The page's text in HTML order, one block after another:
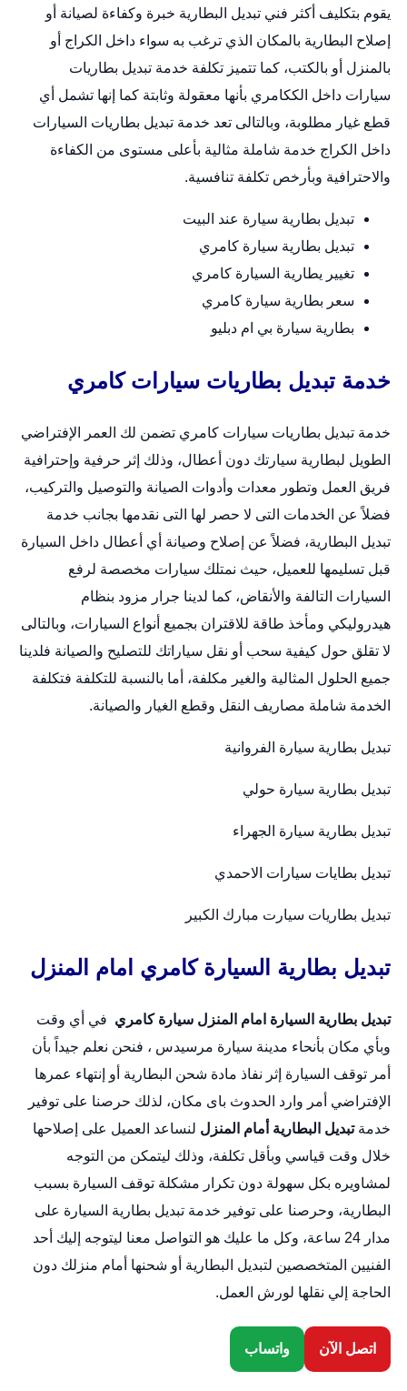
يقوم بتكليف أكثر فني تبديل البطارية خبرة وكفاءة لصيانة أو
إصلاح البطارية بالمكان الذي ترغب به سواء داخل الكراج أو
بالمنزل أو بالكتب، كما تتميز تكلفة خدمة تبديل بطاريات
سيارات داخل الككامري بأنها معقولة وثابتة كما إنها تشمل أي
قطع غيار مطلوبة، وبالتالى تعد خدمة تبديل بطاريات السيارات
داخل الكراج خدمة شاملة مثالية بأعلى مستوى من الكفاءة
والاحترافية وبأرخص تكلفة تنافسية.
تبديل بطارية سيارة عند البيت
تبديل بطارية سيارة كامري
تغيير يطارية السيارة كامري
سعر بطارية سيارة كامري
بطارية سيارة بي ام دبليو
خدمة تبديل بطاريات سيارات كامري
خدمة تبديل بطاريات سيارات كامري تضمن لك العمر الإفتراضي
الطويل لبطارية سيارتك دون أعطال، وذلك إثر حرفية وإحترافية
فريق العمل وتطور معدات وأدوات الصيانة والتوصيل والتركيب،
فضلاً عن الخدمات التى لا حصر لها التى نقدمها بجانب خدمة
تبديل البطارية، فضلاً عن إصلاح وصيانة أي أعطال داخل السيارة
قبل تسليمها للعميل، حيث نمتلك سيارات مخصصة لرفع
السيارات التالفة والأنقاض، كما لدينا جرار مزود بنظام
هيدروليكي ومأخذ طاقة للاقتران بجميع أنواع السيارات، وبالتالى
لا تقلق حول كيفية سحب أو نقل سياراتك للتصليح والصيانة فلدينا
جميع الحلول المثالية والغير مكلفة، أما بالنسبة للتكلفة فتكلفة
الخدمة شاملة مصاريف النقل وقطع الغيار والصيانة.
تبديل بطارية سيارة الفروانية
تبديل بطارية سيارة حولي
تبديل بطارية سيارة الجهراء
تبديل بطايات سيارات الاحمدي
تبديل بطاريات سيارت مبارك الكبير
تبديل بطارية السيارة كامري امام المنزل
تبديل بطارية السيارة امام المنزل سيارة كامري في أي وقت
وبأي مكان بأنحاء مدينة سيارة مرسيدس ، فنحن نعلم جيداً بأن
أمر توقف السيارة إثر نفاذ مادة شحن البطارية أو إنتهاء عمرها
الإفتراضي أمر وارد الحدوث باى مكان، لذلك حرصنا على توفير
خدمةتبديل البطارية أمام المنزل لنساعد العميل على إصلاحها
خلال وقت قياسي وبأقل تكلفة، وذلك ليتمكن من التوجه
لمشاويره بكل سهولة دون تكرار مشكلة توقف السيارة بسبب
البطارية، وحرصنا على توفير خدمة تبديل بطارية السيارة على
مدار 24 ساعة، وكل ما عليك هو التواصل معنا ليتوجه إليك أحد
الفنيين المتخصصين لتبديل البطارية أو شحنها أمام منزلك دون
الحاجة إلي نقلها لورش العمل.
اتصل الآن واتساب